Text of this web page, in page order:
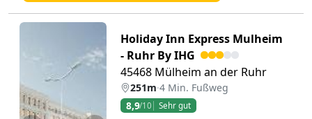
Holiday Inn Express Mulheim
- Ruhr By IHG
45468 Mülheim an der Ruhr
251m·4 Min. Fußweg
8,9/10 Sehr gut